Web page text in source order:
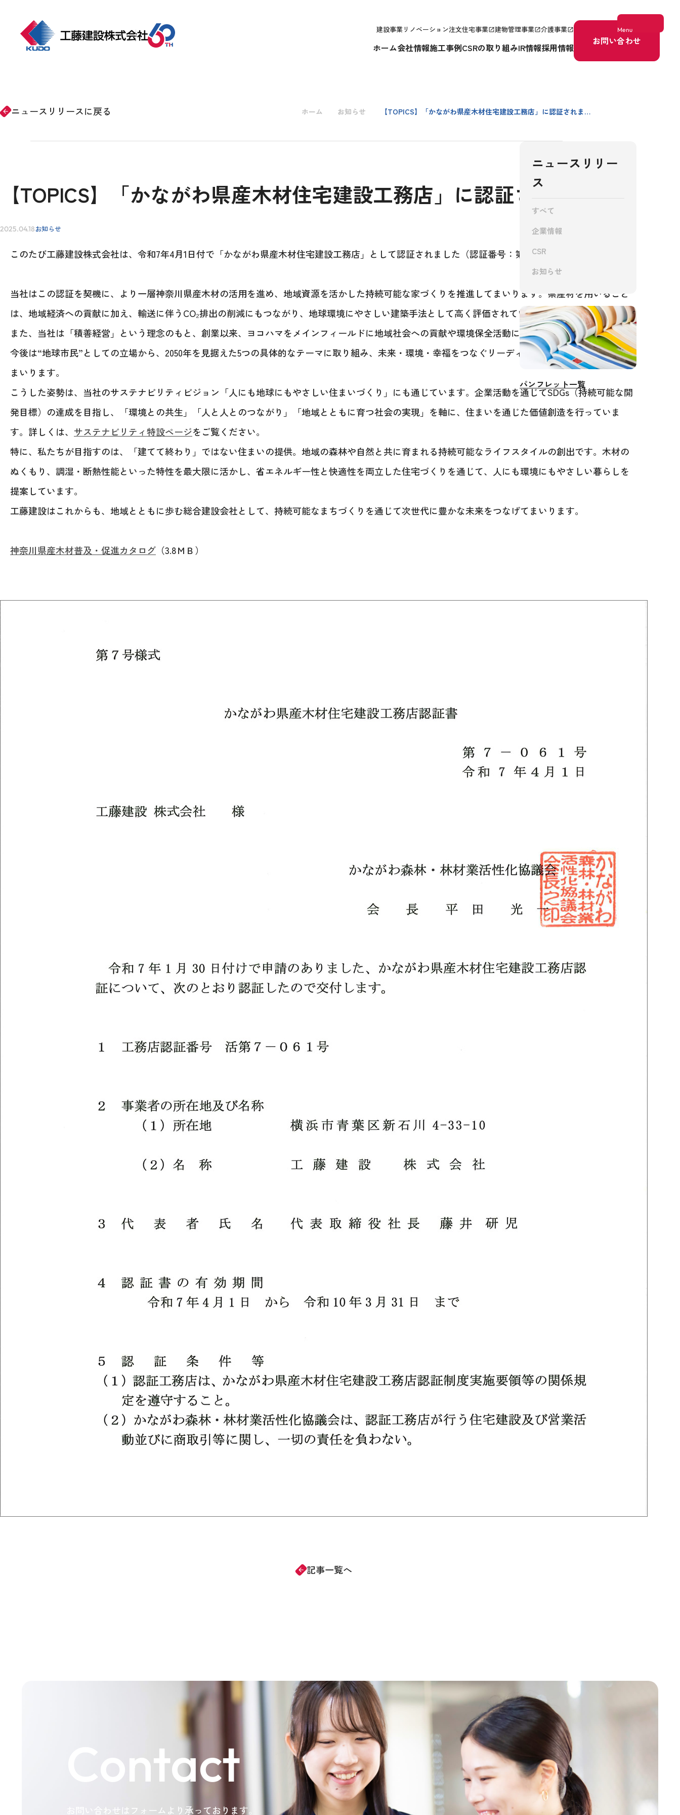
Menu
CSRの取り組み
採用情報
建設事業 リノベーション注文住宅事業open_in_new建物管理事業open_in_new介護事業open_in_new
ホーム会社情報施工事例CSRの取り組みIR情報採用情報
お問い合わせ
arrow_forward ニュースリリースに戻る ホーム お知らせ 【TOPICS】「かながわ県産木材住宅建設工務店」に認証されました
【TOPICS】「かながわ県産木材住宅建設工務店」に認証されました
2025.04.18お知らせ
このたび工藤建設株式会社は、令和7年4月1日付で「かながわ県産木材住宅建設工務店」として認証されました（認証番号：第7-061号）。
当社はこの認証を契機に、より一層神奈川県産木材の活用を進め、地域資源を活かした持続可能な家づくりを推進してまいります。県産材を用いること
は、地域経済への貢献に加え、輸送に伴うCO₂排出の削減にもつながり、地球環境にやさしい建築手法として高く評価されています。
また、当社は「積善経営」という理念のもと、創業以来、ヨコハマをメインフィールドに地域社会への貢献や環境保全活動に取り組んでまいりました。
今後は“地球市民”としての立場から、2050年を見据えた5つの具体的なテーマに取り組み、未来・環境・幸福をつなぐリーディングカンパニーを目指して
まいります。
こうした姿勢は、当社のサステナビリティビジョン「人にも地球にもやさしい住まいづくり」にも通じています。企業活動を通じてSDGs（持続可能な開
発目標）の達成を目指し、「環境との共生」「人と人とのつながり」「地域とともに育つ社会の実現」を軸に、住まいを通じた価値創造を行っていま
す。詳しくは、 サステナビリティ特設ページをご覧ください。
特に、私たちが目指すのは、「建てて終わり」ではない住まいの提供。地域の森林や自然と共に育まれる持続可能なライフスタイルの創出です。木材の
ぬくもり、調湿・断熱性能といった特性を最大限に活かし、省エネルギー性と快適性を両立した住宅づくりを通じて、人にも環境にもやさしい暮らしを
提案しています。
工藤建設はこれからも、地域とともに歩む総合建設会社として、持続可能なまちづくりを通じて次世代に豊かな未来をつなげてまいります。
神奈川県産木材普及・促進カタログ （3.8ＭＢ）
arrow_forward 記事一覧へ
ニュースリリー
ス
すべて
企業情報
CSR
お知らせ
パンフレット一覧
Contact
お問い合わせはフォームより承っております。